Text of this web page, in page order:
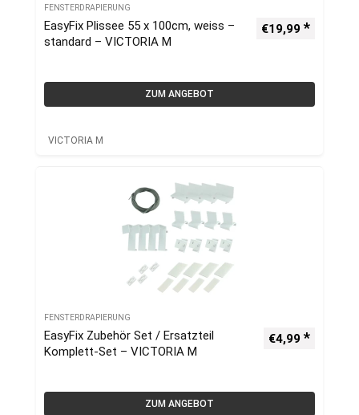
FENSTERDRAPIERUNG
EasyFix Plissee 55 x 100cm, weiss –
standard – VICTORIA M
€19,99
ZUM ANGEBOT
VICTORIA M
FENSTERDRAPIERUNG
EasyFix Zubehör Set / Ersatzteil
Komplett-Set – VICTORIA M
€4,99
ZUM ANGEBOT